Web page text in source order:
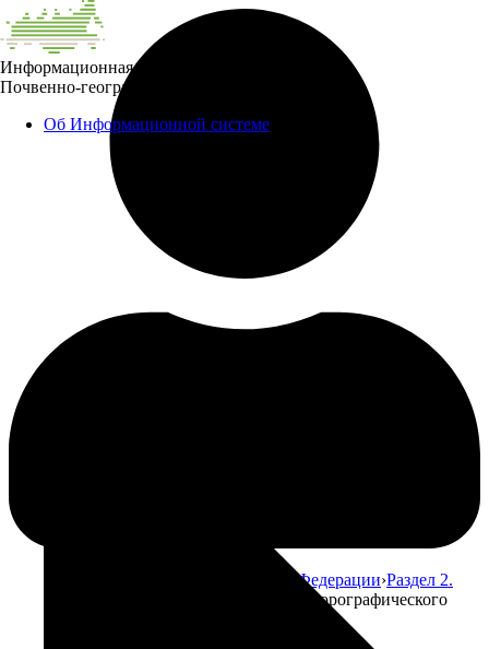
Информационная система
Почвенно-географическая база данных России
Об Информационной системе
Атлас почв Российской Федерации Раздел 2.
Карта орографического